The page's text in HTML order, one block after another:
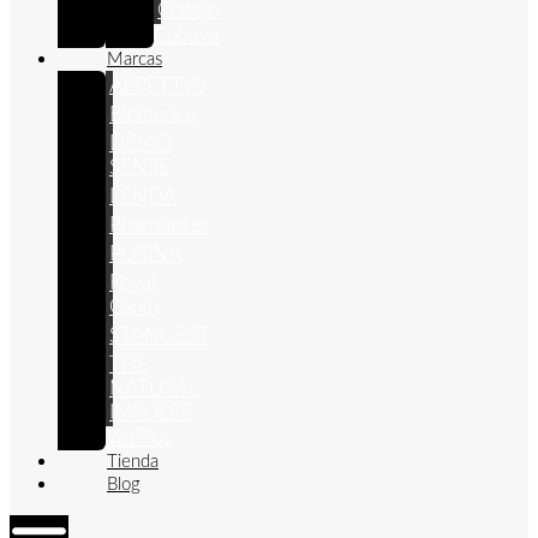
Conejo
Marcas
APPETTYS
Bioiberica
DIBAQ
SENSE
LENDA
Pharmadiet
PURINA
Royal
Canin
STANGEST
NATURAL
Tienda
Blog